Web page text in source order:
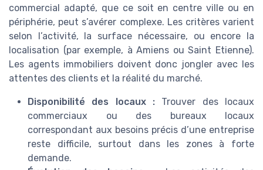
commercial adapté, que ce soit en centre ville ou en
périphérie, peut s’avérer complexe. Les critères varient
selon l’activité, la surface nécessaire, ou encore la
localisation (par exemple, à Amiens ou Saint Etienne).
Les agents immobiliers doivent donc jongler avec les
attentes des clients et la réalité du marché.
Disponibilité des locaux : Trouver des locaux
commerciaux ou des bureaux locaux
correspondant aux besoins précis d’une entreprise
reste difficile, surtout dans les zones à forte
demande.